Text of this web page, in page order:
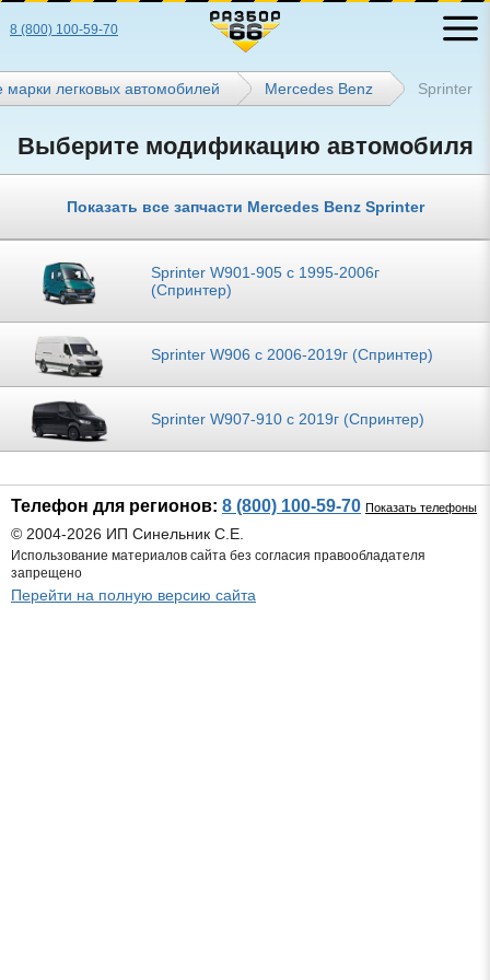
8 (800) 100-59-70
марки легковых автомобилей Mercedes Benz Sprinter
Выберите модификацию автомобиля
Показать все запчасти Mercedes Benz Sprinter
Sprinter W901-905 с 1995-2006г
(Спринтер)
Sprinter W906 с 2006-2019г (Спринтер)
Sprinter W907-910 с 2019г (Спринтер)
Телефон для регионов: 8 (800) 100-59-70 Показать телефоны
© 2004-2026 ИП Синельник С.Е.
Использование материалов сайта без согласия правообладателя
запрещено
Перейти на полную версию сайта